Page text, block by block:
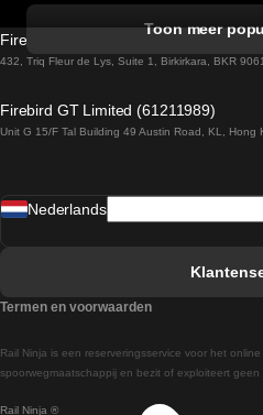
Treinen van Sevilla
Treinen van Praag
Treinen van Wenen
Toon meer
Firebird GT Limited (OC 1451)
432, Triq Fleur de Lys, Suite 1, Birkirkara, BKR
Firebird GT Limited (61211989)
Unit G 15/F Tal Building 49 Austin Road, KL, Hong
Rail Ninja ®
Rail Ninja is een reserveringsservice voor het
spoorwegmaatschappij en bezit of exploiteert geen
Nederlands
Termen en voorwaarden